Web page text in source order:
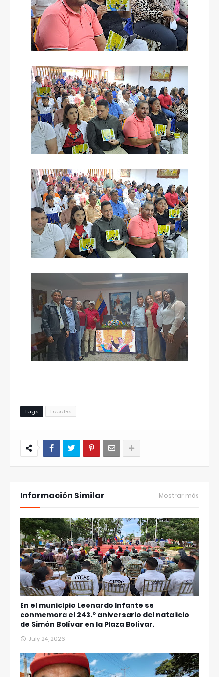
Tags Locales
Información Similar Mostrar más
En el municipio Leonardo Infante se
conmemora el 243.º aniversario del natalicio
de Simón Bolívar en la Plaza Bolívar.
July 24, 2026